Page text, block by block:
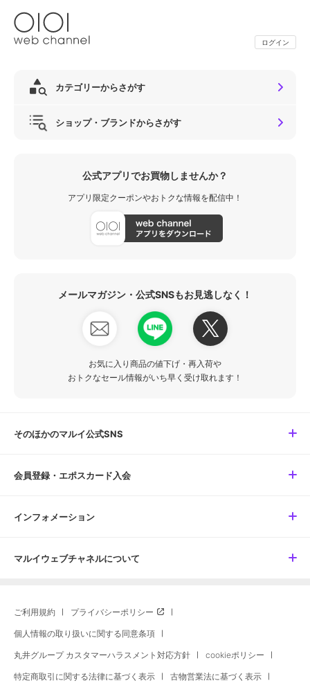
ログイン
カテゴリーからさがす
ショップ・ブランドからさがす
公式アプリでお買物しませんか？
アプリ限定クーポンやおトクな情報を配信中！
メールマガジン・公式SNSもお見逃しなく！
お気に入り商品の値下げ・再入荷や
おトクなセール情報がいち早く受け取れます！
そのほかのマルイ公式SNS
会員登録・エポスカード入会
インフォメーション
マルイウェブチャネルについて
ご利用規約 プライバシーポリシー
個人情報の取り扱いに関する同意条項
丸井グループ カスタマーハラスメント対応方針 cookieポリシー
特定商取引に関する法律に基づく表示 古物営業法に基づく表示